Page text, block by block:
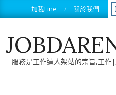
to
加我Line 關於我們
服務是工作達人架站的宗旨,工